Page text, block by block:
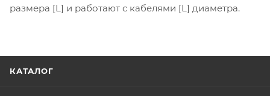
размера [L] и работают с кабелями [L] диаметра.
КАТАЛОГ